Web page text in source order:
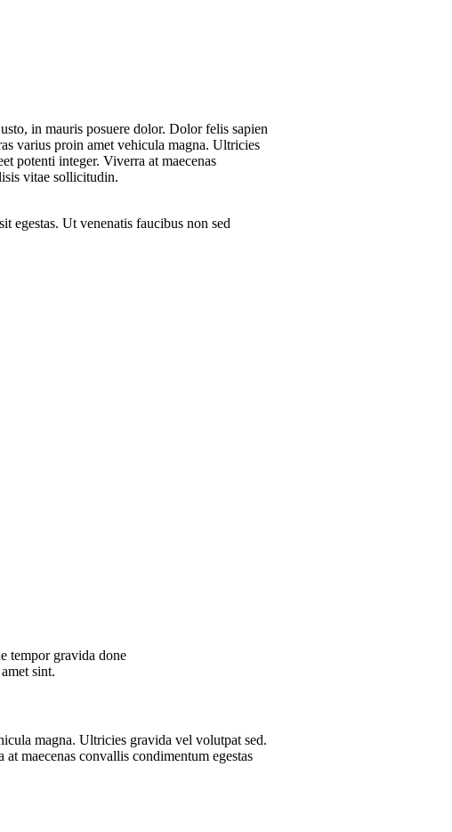
in mauris posuere dolor. Dolor felis sapien
varius proin amet vehicula magna. Ultricies
potenti integer. Viverra at maecenas
vitae sollicitudin.
egestas. Ut venenatis faucibus non sed
tempor gravida done
sint.
magna. Ultricies gravida vel volutpat sed.
maecenas convallis condimentum egestas